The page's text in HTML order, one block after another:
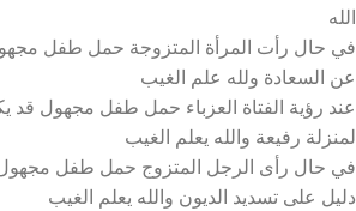
الله
في حال رأت المرأة المتزوجة حمل طفل
عن السعادة ولله علم الغيب
عند رؤية الفتاة العزباء حمل طفل مجهول قد
لمنزلة رفيعة والله يعلم الغيب
في حال رأى الرجل المتزوج حمل طفل مجهول
دليل على تسديد الديون والله يعلم الغيب